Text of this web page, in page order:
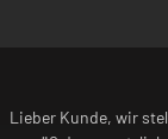
Lieber Kunde, wir